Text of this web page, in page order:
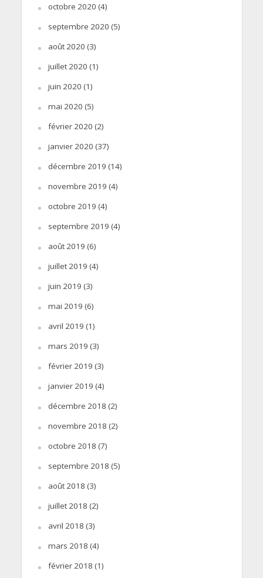
octobre 2020 (4)
septembre 2020 (5)
août 2020 (3)
juillet 2020 (1)
juin 2020 (1)
mai 2020 (5)
février 2020 (2)
janvier 2020 (37)
décembre 2019 (14)
novembre 2019 (4)
octobre 2019 (4)
septembre 2019 (4)
août 2019 (6)
juillet 2019 (4)
juin 2019 (3)
mai 2019 (6)
avril 2019 (1)
mars 2019 (3)
février 2019 (3)
janvier 2019 (4)
décembre 2018 (2)
novembre 2018 (2)
octobre 2018 (7)
septembre 2018 (5)
août 2018 (3)
juillet 2018 (2)
avril 2018 (3)
mars 2018 (4)
février 2018 (1)